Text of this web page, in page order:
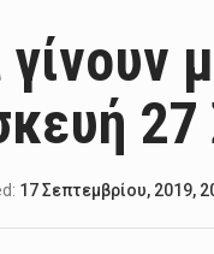
27
17 Σεπτεμβρίου, 2019,